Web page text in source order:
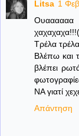
Litsa 1
Ουαααααα
Τρέλα τρέλα.
Βλέπω και
βλέπει
ΝΑ γιατί
Απάντηση